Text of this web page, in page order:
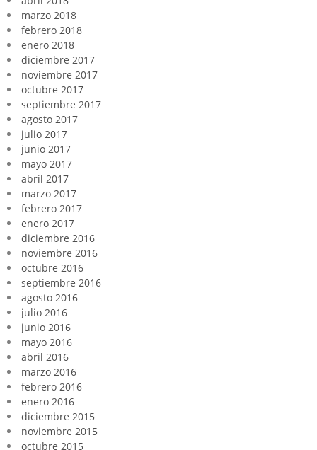
marzo 2018
febrero 2018
enero 2018
diciembre 2017
noviembre 2017
octubre 2017
septiembre 2017
agosto 2017
julio 2017
junio 2017
mayo 2017
abril 2017
marzo 2017
febrero 2017
enero 2017
diciembre 2016
noviembre 2016
octubre 2016
septiembre 2016
agosto 2016
julio 2016
junio 2016
mayo 2016
abril 2016
marzo 2016
febrero 2016
enero 2016
diciembre 2015
noviembre 2015
octubre 2015